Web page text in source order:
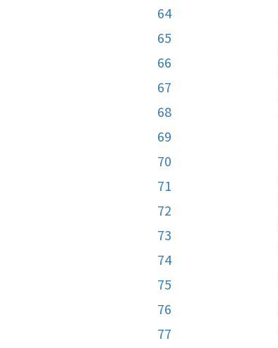
64
65
66
67
68
69
70
71
72
73
74
75
76
77